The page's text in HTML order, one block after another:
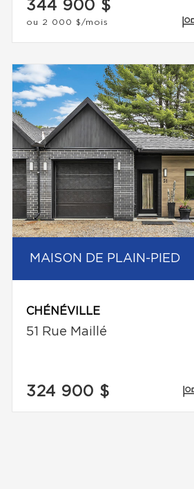
344 900 $
ou 2 000 $ /mois
MAISON DE PLAIN-PIED
CHÉNÉVILLE
51 Rue Maillé
324 900 $